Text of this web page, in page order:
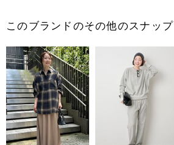
このブランドのその他のスナップ